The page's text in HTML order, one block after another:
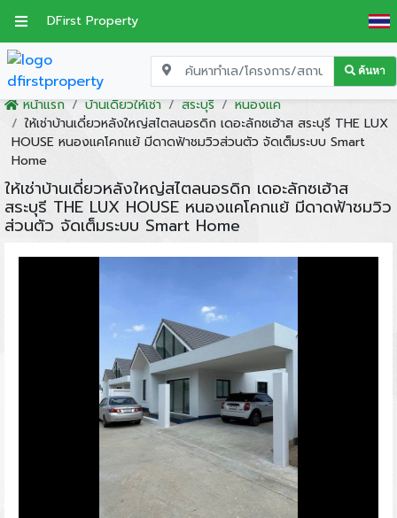
DFirst Property
ค้นหา
หน้าแรก บ้านเดี่ยวให้เช่า สระบุรี
หนองแค
ให้เช่าบ้านเดี่ยวหลังใหญ่สไตลนอรดิก เดอะลักซเฮ้าส สระบุรี THE LUX
HOUSE หนองแคโคกแย้ มีดาดฟ้าชมวิวส่วนตัว จัดเต็มระบบ Smart
Home
ให้เช่าบ้านเดี่ยวหลังใหญ่สไตลนอรดิก เดอะลักซเฮ้าส
สระบุรี THE LUX HOUSE หนองแคโคกแย้ มีดาดฟ้าชมวิว
ส่วนตัว จัดเต็มระบบ Smart Home